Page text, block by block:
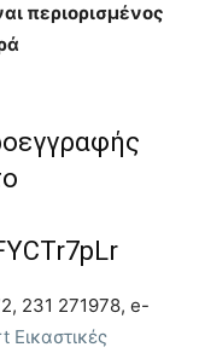
περιορισμένος
231 271978, e-
Εικαστικές